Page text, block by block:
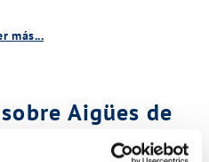
más...
Aigües de